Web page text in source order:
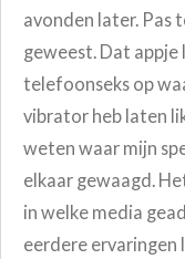
avonden later. Pas
geweest. Dat
telefoonseks op
vibrator heb laten
weten waar mijn
elkaar gewaagd.
in welke media
eerdere ervaringen